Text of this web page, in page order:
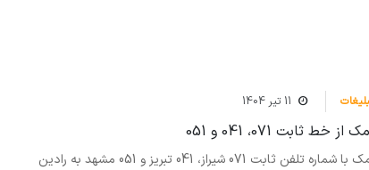
11 تیر 1404
ثابت 071، 041 و 051
امکان ارسال پیامک با شماره تلفن ثابت 071 شیراز، 041 تبریز و 051 مشهد به رادین